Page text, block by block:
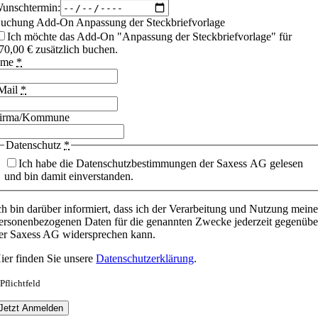
Add-On Anpassung der Steckbriefvorlage
Ich möchte das Add-On "Anpassung der Steckbriefvorlage" für
€ zusätzlich buchen.
*
*
Kommune
Datenschutz *
Ich habe die Datenschutzbestimmungen der Saxess AG gelesen
und bin damit einverstanden.
bin darüber informiert, dass ich der Verarbeitung und Nutzung
Daten für die genannten Zwecke jederzeit
Saxess AG widersprechen kann.
finden Sie unsereDatenschutzerklärung.
Anmelden